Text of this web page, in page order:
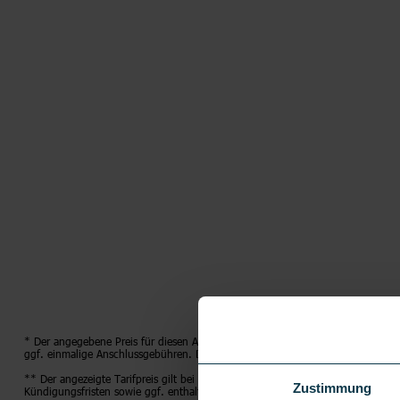
Zustimmung
* Der angegebene Preis für diesen Artikel gilt nur in Verbindung mit dem
ggf. einmalige Anschlussgebühren. Details hierzu finden Sie in der
** Der angezeigte Tarifpreis gilt bei Abschluss des jeweils im Angebot näher
Kündigungsfristen sowie ggf. enthaltene Optionen (teilweise im Folgenden